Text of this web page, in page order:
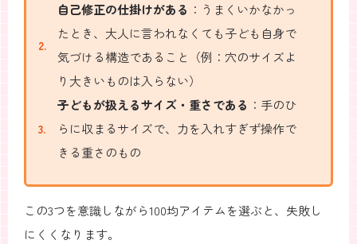
自己修正の仕掛けがある ：うまくいかなかっ
たとき、大人に言われなくても子ども自身で
気づける構造であること（例：穴のサイズよ
り大きいものは入らない）
子どもが扱えるサイズ・重さである ：手のひ
らに収まるサイズで、力を入れすぎず操作で
きる重さのもの
この3つを意識しながら100均アイテムを選ぶと、失敗し
にくくなります。